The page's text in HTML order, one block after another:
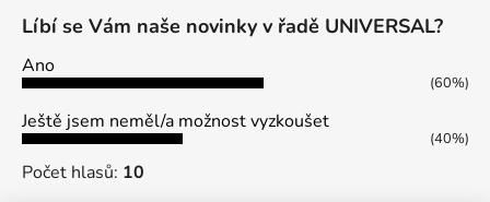
Líbí se Vám naše novinky v řadě UNIVERSAL?
Ano
(60%)
Ještě jsem neměl/a možnost vyzkoušet
(40%)
Počet hlasů: 10